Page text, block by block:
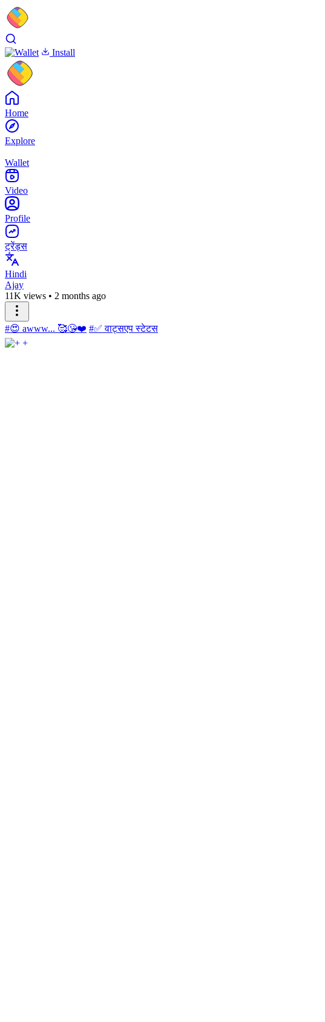
Install
Home
Explore
Wallet
Video
Profile
ट्रेंड्स
Hindi
Ajay
11K views • 2 months ago
#😍 awww... 🥰😘❤️ #✅ वाट्सएप स्टेटस